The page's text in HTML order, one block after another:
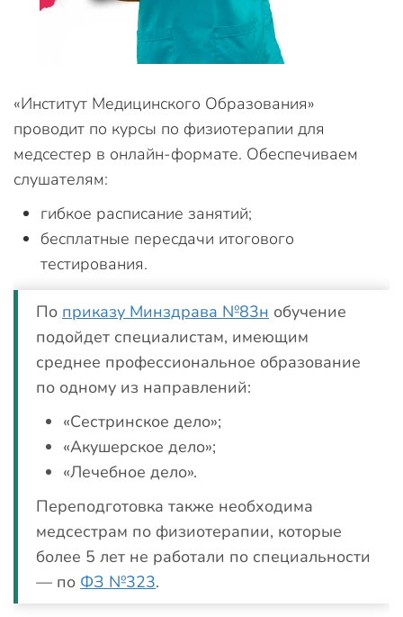
«Институт Медицинского Образования»
проводит по курсы по физиотерапии для
медсестер в онлайн-формате. Обеспечиваем
слушателям:
гибкое расписание занятий;
бесплатные пересдачи итогового
тестирования.
По приказу Минздрава №83н обучение
подойдет специалистам, имеющим
среднее профессиональное образование
по одному из направлений:
«Сестринское дело»;
«Акушерское дело»;
«Лечебное дело».
Переподготовка также необходима
медсестрам по физиотерапии, которые
более 5 лет не работали по специальности
— по ФЗ №323.